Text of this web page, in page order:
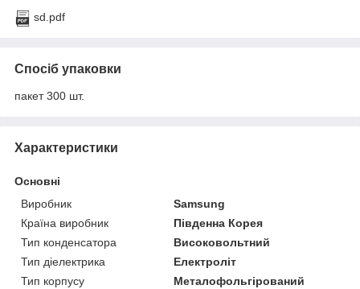
sd.pdf
Спосіб упаковки
пакет 300 шт.
Характеристики
Основні
Виробник
Samsung
Країна виробник
Південна Корея
Тип конденсатора
Високовольтний
Тип діелектрика
Електроліт
Тип корпусу
Металофольгірований